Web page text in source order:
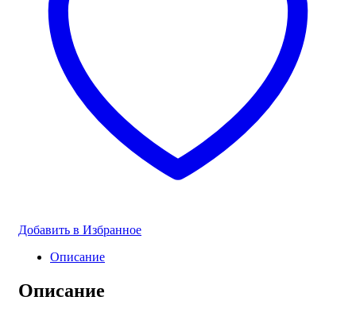
Добавить в Избранное
Описание
Описание